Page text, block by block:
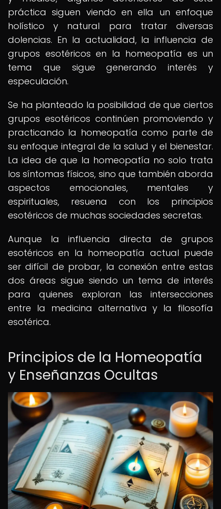
práctica siguen viendo en ella un enfoque
holístico y natural para tratar diversas
dolencias. En la actualidad, la influencia de
grupos esotéricos en la homeopatía es un
tema que sigue generando interés y
especulación.
Se ha planteado la posibilidad de que ciertos
grupos esotéricos continúen promoviendo y
practicando la homeopatía como parte de
su enfoque integral de la salud y el bienestar.
La idea de que la homeopatía no solo trata
los síntomas físicos, sino que también aborda
aspectos emocionales, mentales y
espirituales, resuena con los principios
esotéricos de muchas sociedades secretas.
Aunque la influencia directa de grupos
esotéricos en la homeopatía actual puede
ser difícil de probar, la conexión entre estas
dos áreas sigue siendo un tema de interés
para quienes exploran las intersecciones
entre la medicina alternativa y la filosofía
esotérica.
Principios de la Homeopatía
y Enseñanzas Ocultas